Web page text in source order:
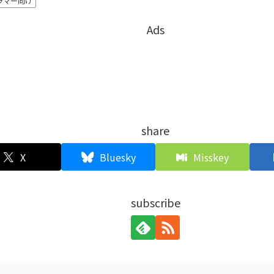
Ads
share
X Bluesky Misskey
subscribe